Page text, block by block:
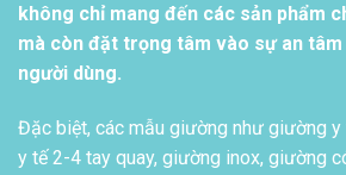
không chỉ mang đến các sản phẩm
mà còn đặt trọng tâm vào sự an
người dùng.
Đặc biệt, các mẫu giường như giường y
y tế 2-4 tay quay, giường inox, giường